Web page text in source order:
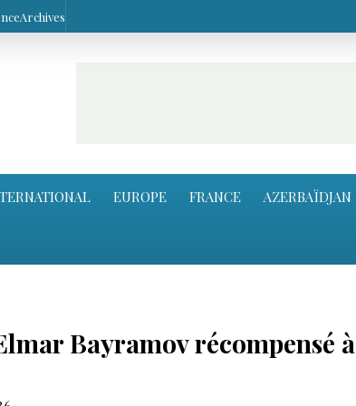
Archives
EUROPE FRANCE AZERBAÏDJAN
Bayramov récompensé à